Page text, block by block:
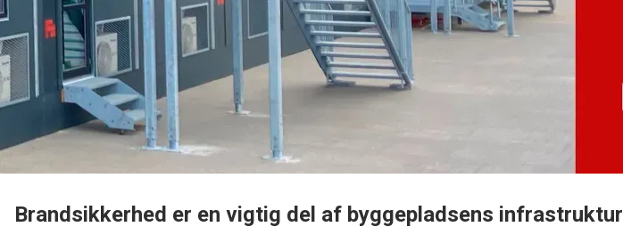
Brandsikkerhed er en vigtig del af byggepladsens infrastruktur